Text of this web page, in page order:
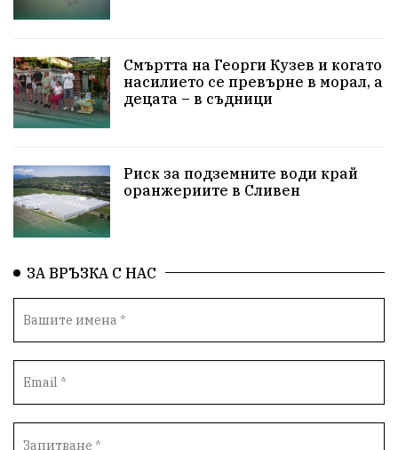
ПетърПетров
Технологии НародноСъбрание
ПравоваДържава Варна Родителство
ПътнаБезопасност Магнитски Санкции
ОколнаСреда
Общност ИсторическиПарк ВоенноВреме
Космос ВоднаКриза Вода Мир
Безопастност
БъдещевБългария ДостойнаБългария
Смъртта на Георги Кузев и когато
насилието се превърне в морал, а
децата – в съдници
Риск за подземните води край
оранжериите в Сливен
ЗА ВРЪЗКА С НАС